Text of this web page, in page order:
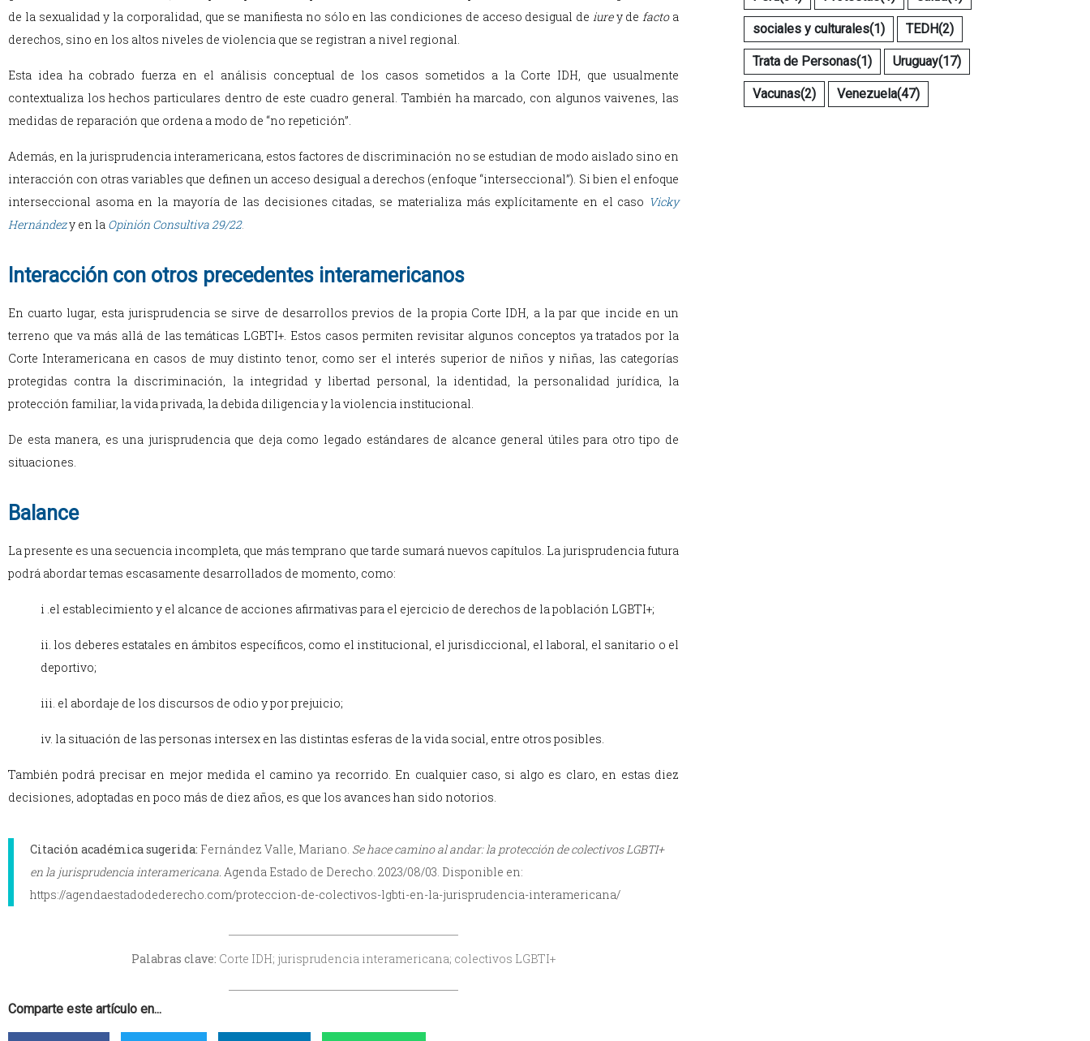
de la sexualidad y la corporalidad, que se manifiesta no sólo en las condiciones de acceso desigual de iurey defacto a
derechos, sino en los altos niveles de violencia que se registran a nivel regional.
Esta idea ha cobrado fuerza en el análisis conceptual de los casos sometidos a la Corte IDH, que usualmente
contextualiza los hechos particulares dentro de este cuadro general. También ha marcado, con algunos vaivenes, las
medidas de reparación que ordena a modo de “no repetición”.
Además, en la jurisprudencia interamericana, estos factores de discriminación no se estudian de modo aislado sino en
interacción con otras variables que definen un acceso desigual a derechos (enfoque “interseccional”). Si bien el enfoque
interseccional asoma en la mayoría de las decisiones citadas, se materializa más explícitamente en el caso Vicky
Hernándezy en la Opinión Consultiva 29/22.
Interacción con otros precedentes interamericanos
En cuarto lugar, esta jurisprudencia se sirve de desarrollos previos de la propia Corte IDH, a la par que incide en un
terreno que va más allá de las temáticas LGBTI+. Estos casos permiten revisitar algunos conceptos ya tratados por la
Corte Interamericana en casos de muy distinto tenor, como ser el interés superior de niños y niñas, las categorías
protegidas contra la discriminación, la integridad y libertad personal, la identidad, la personalidad jurídica, la
protección familiar, la vida privada, la debida diligencia y la violencia institucional.
De esta manera, es una jurisprudencia que deja como legado estándares de alcance general útiles para otro tipo de
situaciones.
Balance
La presente es una secuencia incompleta, que más temprano que tarde sumará nuevos capítulos. La jurisprudencia futura
podrá abordar temas escasamente desarrollados de momento, como:
i .el establecimiento y el alcance de acciones afirmativas para el ejercicio de derechos de la población LGBTI+;
ii. los deberes estatales en ámbitos específicos, como el institucional, el jurisdiccional, el laboral, el sanitario o el
deportivo;
iii. el abordaje de los discursos de odio y por prejuicio;
iv. la situación de las personas intersex en las distintas esferas de la vida social, entre otros posibles.
También podrá precisar en mejor medida el camino ya recorrido. En cualquier caso, si algo es claro, en estas diez
decisiones, adoptadas en poco más de diez años, es que los avances han sido notorios.
Citación académica sugerida: Fernández Valle, Mariano. Se hace camino al andar: la protección de colectivos LGBTI+
en la jurisprudencia interamericana. Agenda Estado de Derecho. 2023/08/03. Disponible en:
https://agendaestadodederecho.com/proteccion-de-colectivos-lgbti-en-la-jurisprudencia-interamericana/
Palabras clave: Corte IDH; jurisprudencia interamericana; colectivos LGBTI+
Comparte este artículo en...
sociales y culturales(1) TEDH(2)
Trata de Personas(1) Uruguay(17)
Vacunas(2) Venezuela(47)